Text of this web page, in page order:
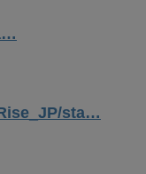
sta…